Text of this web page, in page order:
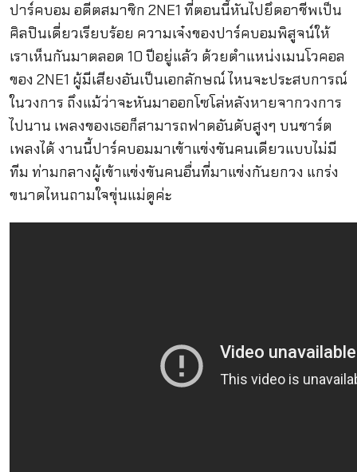
ปาร์คบอม อดีตสมาชิก 2NE1 ที่ตอนนี้หันไปยึดอาชีพเป็น
ศิลปินเดี่ยวเรียบร้อย ความเจ๋งของปาร์คบอมพิสูจน์ให้
เราเห็นกันมาตลอด 10 ปีอยู่แล้ว ด้วยตำแหน่งเมนโวคอล
ของ 2NE1 ผู้มีเสียงอันเป็นเอกลักษณ์ ไหนจะประสบการณ์
ในวงการ ถึงแม้ว่าจะหันมาออกโซโล่หลังหายจากวงการ
ไปนาน เพลงของเธอก็สามารถฟาดอันดับสูงๆ บนชาร์ต
เพลงได้ งานนี้ปาร์คบอมมาเข้าแข่งขันคนเดียวแบบไม่มี
ทีม ท่ามกลางผู้เข้าแข่งขันคนอื่นที่มาแข่งกันยกวง แกร่ง
ขนาดไหนถามใจขุ่นแม่ดูค่ะ